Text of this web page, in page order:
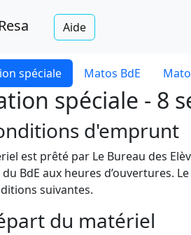
Resa Aide
spéciale Matos BdE
spéciale - 8
d'emprunt
est prêté par Le Bureau des
du BdE aux heures d’ouvertures.
suivantes.
du matériel